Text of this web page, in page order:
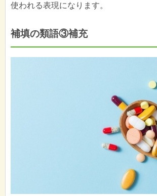
使われる表現になります。
補填の類語③補充